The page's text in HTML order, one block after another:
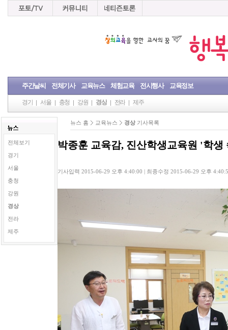
주간날씨 전체기사 교육뉴스 체험교육 전시행사 교육정보
경기 서울 충청 강원 경상 전라 제주
전체보기
경기
서울
충청
강원
경상
전라
제주
뉴스 홈 교육뉴스 경상 기사목록
박종훈 교육감, 진산학생교육원 '학생
기사입력 2015-06-29 오후 4:40:00 | 최종수정 2015-06-29 오후